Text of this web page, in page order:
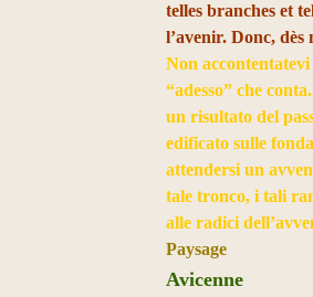
telles branches et
l’avenir. Donc,
Non
“adesso” che
un risultato del
edificato sulle
attendersi un
tale tronco, i tali
alle radici
Paysage
Avicenne